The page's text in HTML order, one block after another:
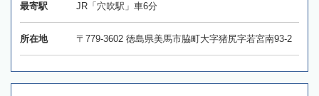
最寄駅 JR「穴吹駅」車6分
所在地 〒779-3602 徳島県美馬市脇町大字猪尻字若宮南93-2